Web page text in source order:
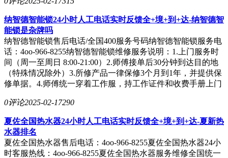
纳智德智能锁24小时人工电话实时反馈全+境+到+达-纳智德智
能锁是杂牌吗
纳智德智能锁售后电话/全国400服务号码纳智德智能锁服务电
话：4oo-966-8255纳智德智能锁维修服务说明：1.上门服务时
间（周一至周日 8:00-21:00）2.师傅接单后30分钟到达目的地
（特殊情况除外）3.所修产品一律保修3个月到1年，并提供保
修单据。4.师傅统一穿着工作服，持工作证件和收费手册上门
0评论2025-02-17290
夏佐全国热水器24小时人工电话实时反馈全+境+到+达-夏新热
水器排名
夏佐全国热水器售后电话：4oo-966-8255夏佐全国热水器24小
时客服热线：4oo-966-8255夏佐全国热水器服务维修全国统一